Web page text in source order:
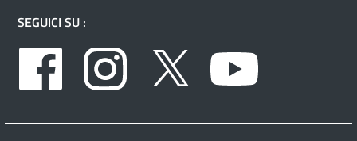
SEGUICI SU :
Facebook
Instagram Twitter